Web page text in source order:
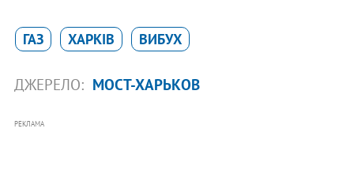
ГАЗ ХАРКІВ ВИБУХ
ДЖЕРЕЛО: МОСТ-ХАРЬКОВ
РЕКЛАМА